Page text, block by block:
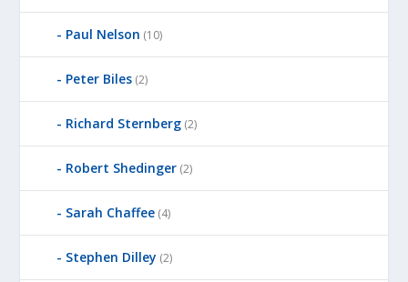
Paul Nelson (10)
Peter Biles (2)
Richard Sternberg (2)
Robert Shedinger (2)
Sarah Chaffee (4)
Stephen Dilley (2)